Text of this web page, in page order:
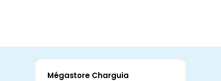
Mégastore Charguia